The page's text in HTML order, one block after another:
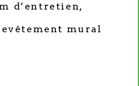
d’entretien,
mural